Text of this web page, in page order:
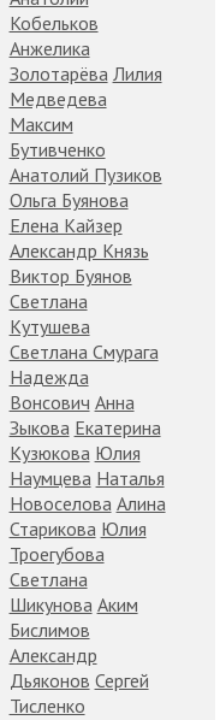
Кобельков
Анжелика
Золотарёва Лилия
Медведева
Максим
Бутивченко
Анатолий Пузиков
Ольга Буянова
Елена Кайзер
Александр Князь
Виктор Буянов
Светлана
Кутушева
Светлана Смурага
Надежда
Вонсович Анна
Зыкова Екатерина
Кузюкова Юлия
Наумцева Наталья
Новоселова Алина
Старикова Юлия
Троегубова
Светлана
Шикунова Аким
Бислимов
Александр
Дьяконов Сергей
Тисленко